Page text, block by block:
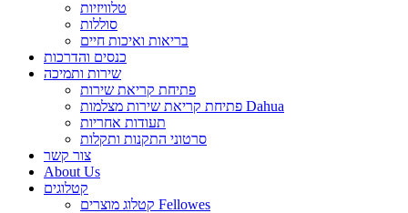
טלוויזיות
סוללות
בריאות ואיכות חיים
כנסים והדרכות
שירות ותמיכה
פתיחת קריאת שירות
פתיחת קריאת שירות מצלמות Dahua
תעודות אחריות
סרטוני התקנות ותקלות
צור קשר
About Us
קטלוגים
קטלוג מוצרים Fellowes